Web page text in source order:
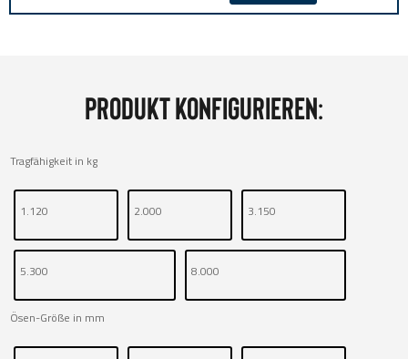
Produkt konfigurieren:
Tragfähigkeit in kg
1.120 2.000 3.150
5.300 8.000
Ösen-Größe in mm